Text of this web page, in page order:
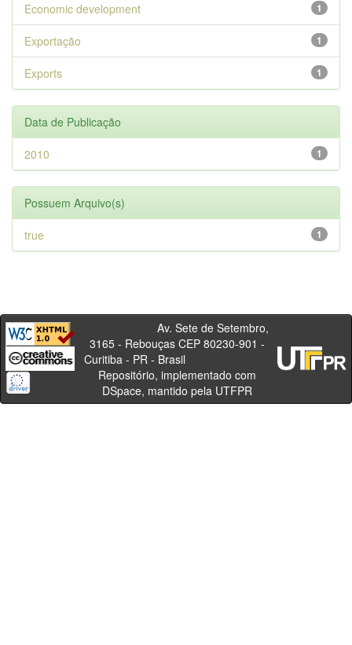
1
Economic development
1
Exportação
1
Exports
Data de Publicação
1
2010
Possuem Arquivo(s)
1
true
Av. Sete de Setembro,
3165 - Rebouças CEP 80230-901 -
Curitiba - PR - Brasil
Repositório, implementado com
DSpace, mantido pela UTFPR